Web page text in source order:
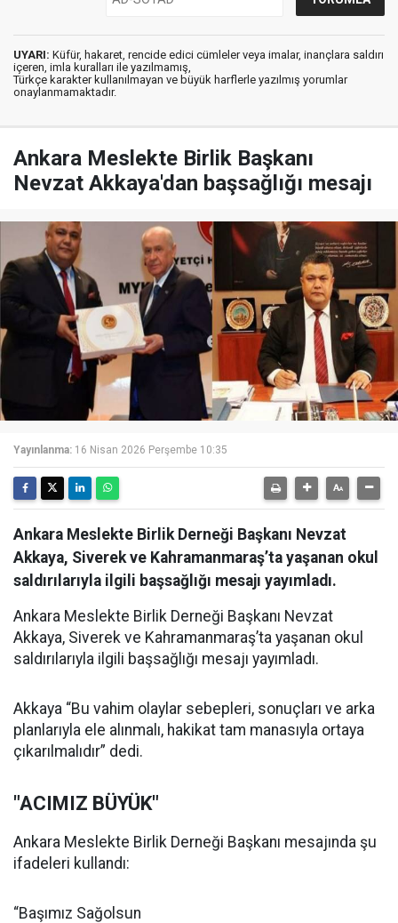
UYARI: Küfür, hakaret, rencide edici cümleler veya imalar, inançlara saldırı
içeren, imla kuralları ile yazılmamış,
Türkçe karakter kullanılmayan ve büyük harflerle yazılmış yorumlar
onaylanmamaktadır.
Ankara Meslekte Birlik Başkanı
Nevzat Akkaya'dan başsağlığı mesajı
Yayınlanma: 16 Nisan 2026 Perşembe 10:35
Ankara Meslekte Birlik Derneği Başkanı Nevzat
Akkaya, Siverek ve Kahramanmaraş’ta yaşanan okul
saldırılarıyla ilgili başsağlığı mesajı yayımladı.
Ankara Meslekte Birlik Derneği Başkanı Nevzat
Akkaya, Siverek ve Kahramanmaraş’ta yaşanan okul
saldırılarıyla ilgili başsağlığı mesajı yayımladı.
Akkaya “Bu vahim olaylar sebepleri, sonuçları ve arka
planlarıyla ele alınmalı, hakikat tam manasıyla ortaya
çıkarılmalıdır” dedi.
"ACIMIZ BÜYÜK"
Ankara Meslekte Birlik Derneği Başkanı mesajında şu
ifadeleri kullandı:
“Başımız Sağolsun